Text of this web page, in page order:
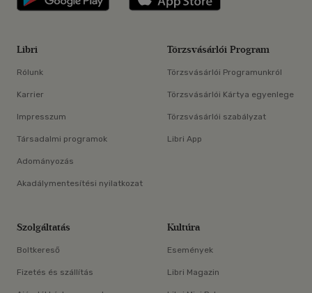
Libri
Rólunk
Karrier
Impresszum
Társadalmi programok
Adományozás
Akadálymentesítési nyilatkozat
Törzsvásárlói Program
Törzsvásárlói Programunkról
Törzsvásárlói Kártya egyenlege
Törzsvásárlói szabályzat
Libri App
Szolgáltatás
Boltkereső
Fizetés és szállítás
Kultúra
Események
Libri Magazin